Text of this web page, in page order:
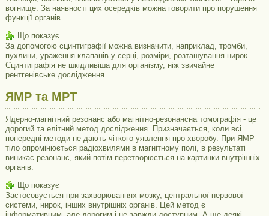
вогнище. За наявності цих осередків можна говорити про порушення
функції органів.
Що показує
За допомогою сцинтиграфії можна визначити, наприклад, тромби,
пухлини, ураження клапанів у серці, розміри, розташування нирок.
Сцинтиграфія не шкідливіша для організму, ніж звичайне
рентгенівське дослідження.
ЯМР та МРТ
Ядерно-магнітний резонанс або магнітно-резонансна томографія - це
дорогий та елітний метод дослідження. Призначається, коли всі
попередні методи не дають чіткого уявлення про хворобу. При ЯМР
тіло опромінюється радіохвилями в магнітному полі, в результаті
виникає резонанс, який потім перетворюється на картинки внутрішніх
органів.
Що показує
Застосовується при захворюваннях мозку, центральної нервової
системи, нирок, інших внутрішніх органів. Цей метод є